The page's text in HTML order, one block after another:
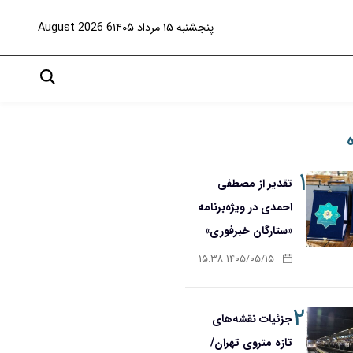
پنجشنبه ۱۵ مرداد ۱۴۰۵ 6 August 2026
۱ تقدیر از مصطفی
احمدی در ویژه‌برنامه
«ستارگان خبرفوری»
۱۴۰۵/۰۵/۱۵ ۱۵:۳۸
۲جزئیات نقشه‌های
تازه متروی تهران/